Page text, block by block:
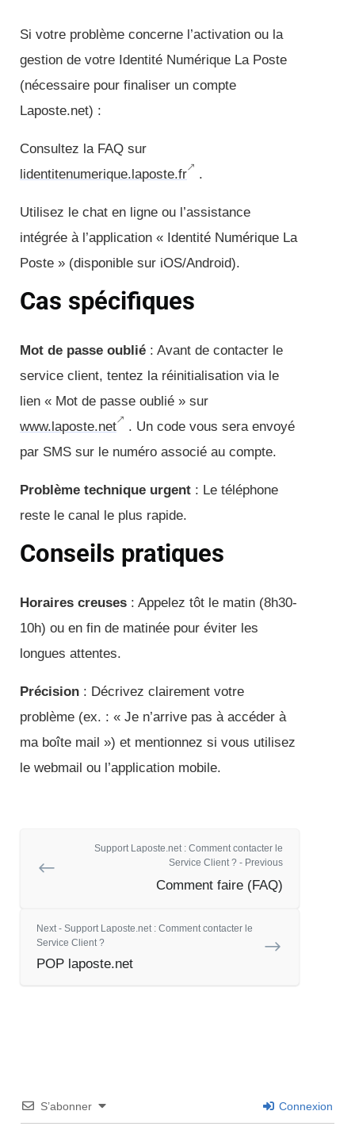
Si votre problème concerne l’activation ou la
gestion de votre Identité Numérique La Poste
(nécessaire pour finaliser un compte
Laposte.net) :
Consultez la FAQ sur
lidentitenumerique.laposte.fr
.
Utilisez le chat en ligne ou l’assistance
intégrée à l’application « Identité Numérique La
Poste » (disponible sur iOS/Android).
Cas spécifiques
Mot de passe oublié : Avant de contacter le
service client, tentez la réinitialisation via le
lien « Mot de passe oublié » sur
www.laposte.net
. Un code vous sera envoyé
par SMS sur le numéro associé au compte.
Problème technique urgent : Le téléphone
reste le canal le plus rapide.
Conseils pratiques
Horaires creuses : Appelez tôt le matin (8h30-
10h) ou en fin de matinée pour éviter les
longues attentes.
Précision : Décrivez clairement votre
problème (ex. : « Je n’arrive pas à accéder à
ma boîte mail ») et mentionnez si vous utilisez
le webmail ou l’application mobile.
Support Laposte.net : Comment contacter le
Service Client ? - Previous
Comment faire (FAQ)
Next - Support Laposte.net : Comment contacter le
Service Client ?
POP laposte.net
S’abonner Connexion